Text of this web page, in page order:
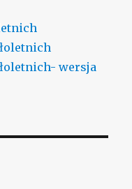
wersja